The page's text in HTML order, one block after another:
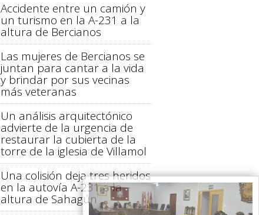
Accidente entre un camión y
un turismo en la A-231 a la
altura de Bercianos
Las mujeres de Bercianos se
juntan para cantar a la vida
y brindar por sus vecinas
más veteranas
Un análisis arquitectónico
advierte de la urgencia de
restaurar la cubierta de la
torre de la iglesia de Villamol
Una colisión deja tres heridos
en la autovía A-231 a la
altura de Sahagún